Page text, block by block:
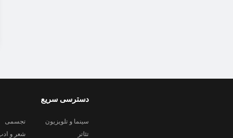
دسترسی سریع
سینما و تلویزیون
تجسمی
تئاتر
شعر و